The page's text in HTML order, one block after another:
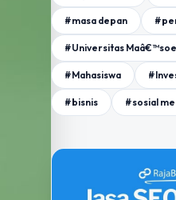
#masa depan
#Universitas
#Mahasiswa
#bisnis #sosial